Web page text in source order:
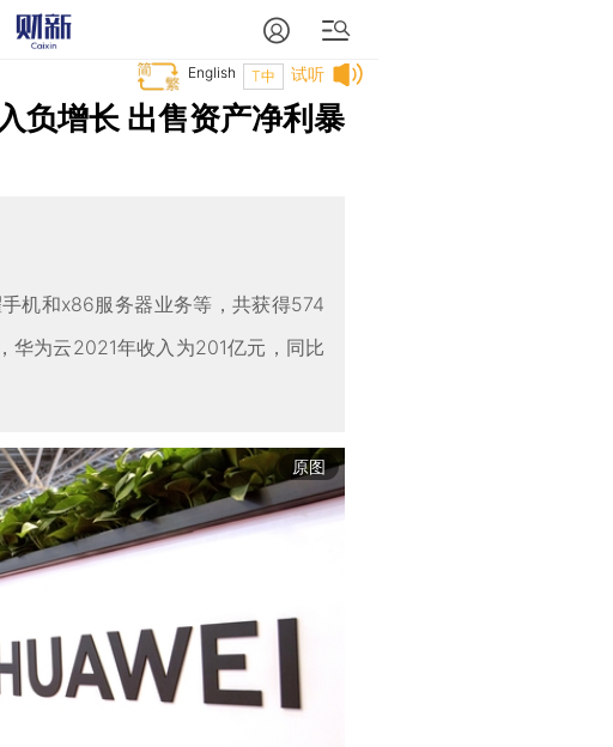
试听
T中
English
负增长 出售资产净利暴
机和x86服务器业务等，共获得574
华为云2021年收入为201亿元，同比
原图